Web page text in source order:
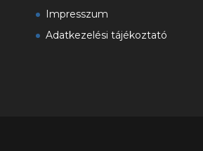
Impresszum
Adatkezelési tájékoztató